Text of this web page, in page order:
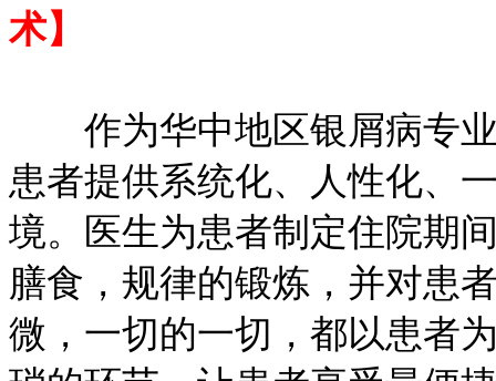
术】
作为华中地区银屑病专业
患者提供系统化、人性化、
境。医生为患者制定住院期
膳食，规律的锻炼，并对患
微，一切的一切，都以患者